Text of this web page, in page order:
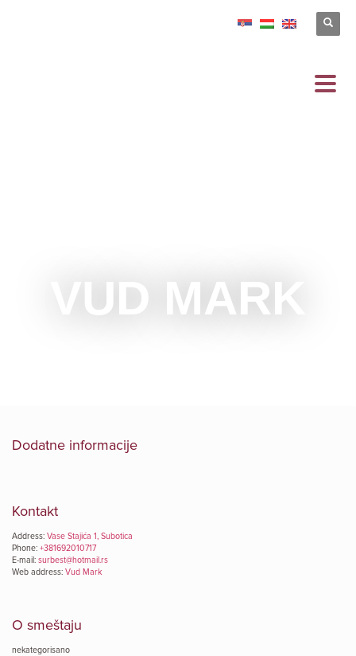
VUD MARK
Dodatne informacije
Kontakt
Address: Vase Stajića 1, Subotica
Phone: +381692010717
E-mail: surbest@hotmail.rs
Web address: Vud Mark
O smeštaju
nekategorisano